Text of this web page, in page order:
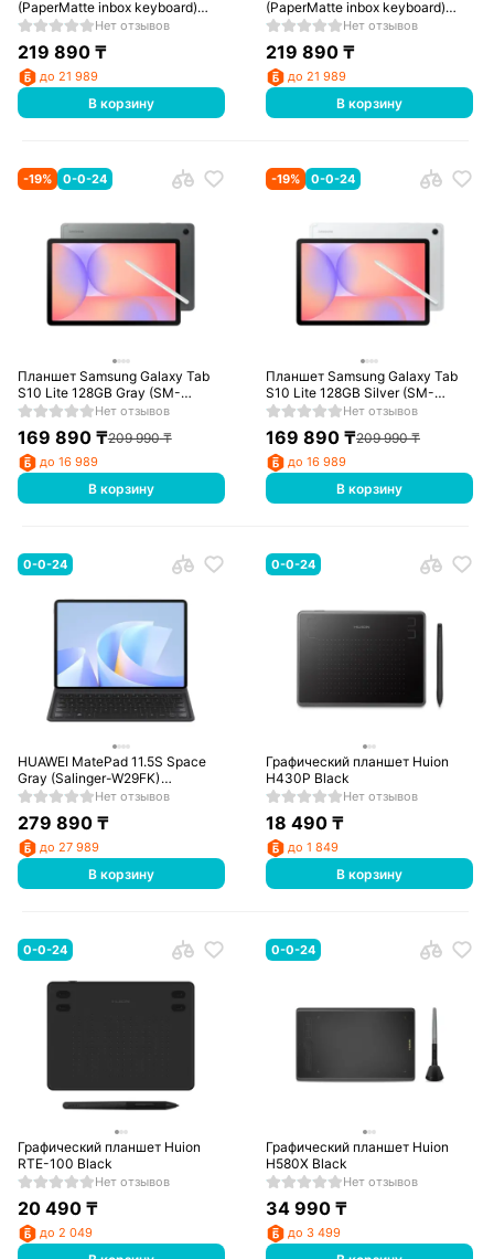
(PaperMatte inbox keyboard)
(Taoxingzhi-W09FK)
Нет отзывов
219 890₸
до 21 989
В корзину
(PaperMatte inbox keyboard)
(Taoxingzhi-W09FK) (53014KBP)
Нет отзывов
219 890 ₸
до 21 989
В корзину
-19% 0-0-24
Планшет Samsung Galaxy Tab
S10 Lite 128GB Gray (SM-
X406BZAASKZ)Нет отзывов
169 890₸209 990₸
до 16 989
В корзину
-19% 0-0-24
Планшет Samsung Galaxy Tab
S10 Lite 128GB Silver (SM-
X406BZSASKZ)Нет отзывов
169 890 ₸209 990₸
до 16 989
В корзину
0-0-24
HUAWEI MatePad 11.5S Space
Gray (Salinger-W29FK)
(53014MLV) (PaperMatte inbox
Нет отзывов
279 890₸
до 27 989
В корзину
0-0-24
Графический планшет Huion
H430P Black
Нет отзывов
18 490 ₸
до 1 849
В корзину
0-0-24
Графический планшет Huion
RTE-100 Black
Нет отзывов
20 490₸
до 2 049
0-0-24
Графический планшет Huion
H580X Black
Нет отзывов
34 990 ₸
до 3 499